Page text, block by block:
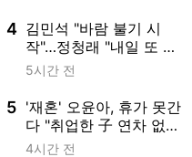
4 김민석 "바람 불기 시
작"…정청래 "내일 또 역
전할 것"
5시간 전
5 '재혼' 오윤아, 휴가 못간
다 "취업한 子 연차 없
어"…유튜브 공개
4시간 전